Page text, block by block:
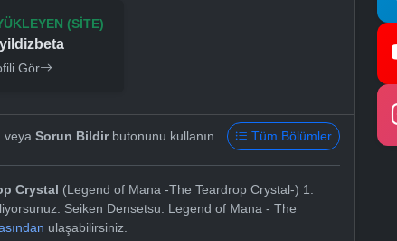
(SITE)
Gör
veya Sorun Bildirbutonunu kullanın. Tüm Bölümler
Crystal (Legend of Mana -The Teardrop Crystal-) 1.
Seiken Densetsu: Legend of Mana - The
ulaşabilirsiniz.